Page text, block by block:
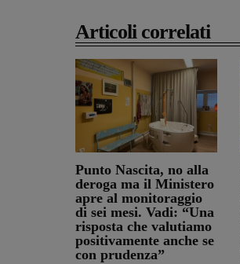
Articoli correlati
Punto Nascita, no alla
deroga ma il Ministero
apre al monitoraggio
di sei mesi. Vadi: “Una
risposta che valutiamo
positivamente anche se
con prudenza”